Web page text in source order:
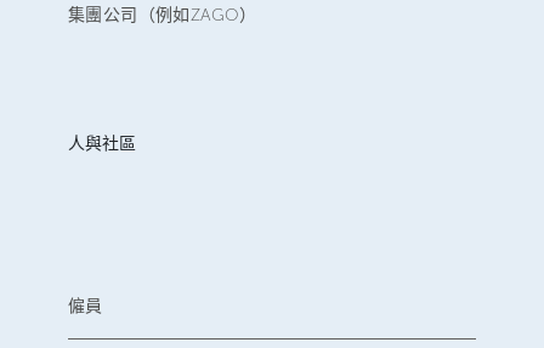
集團公司（例如ZAGO）
人與社區
僱員